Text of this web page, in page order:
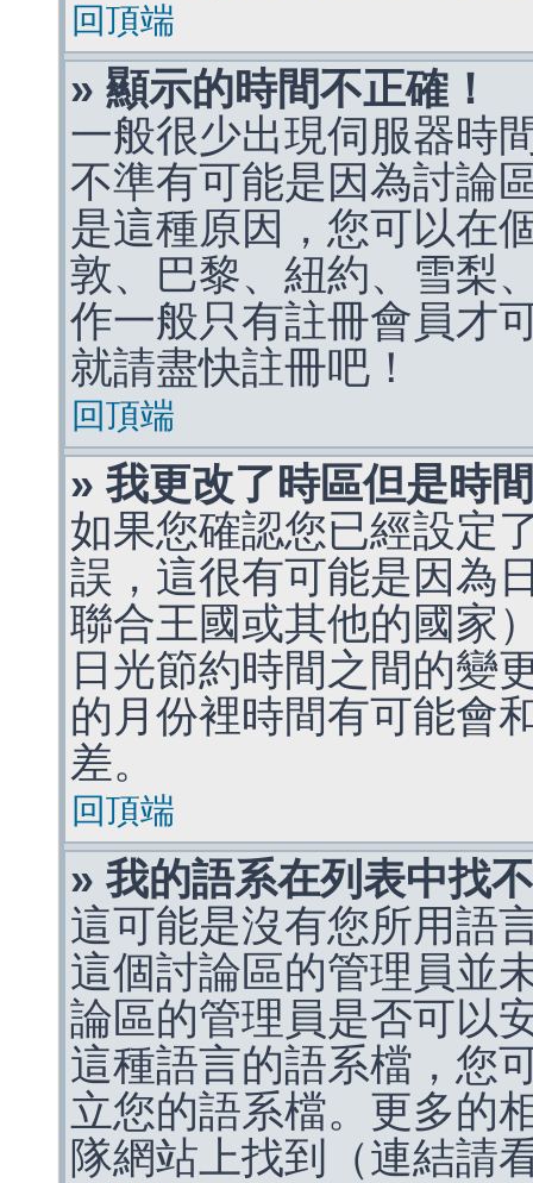
回頂端
» 顯示的時間不正確！
一般很少出現伺服器時
不準有可能是因為討論
是這種原因，您可以在
敦、巴黎、紐約、雪梨
作一般只有註冊會員才
就請盡快註冊吧！
回頂端
» 我更改了時區但是時
如果您確認您已經設定
誤，這很有可能是因為
聯合王國或其他的國家
日光節約時間之間的變
的月份裡時間有可能會
差。
回頂端
» 我的語系在列表中找
這可能是沒有您所用語
這個討論區的管理員並
論區的管理員是否可以
這種語言的語系檔，您
立您的語系檔。更多的
隊網站上找到（連結請